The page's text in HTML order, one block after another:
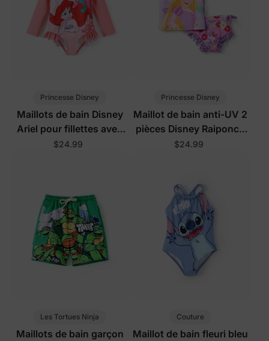
Princesse Disney
Maillots de bain Disney
Ariel pour fillettes avec
protection UPF, rose
$24.99
Princesse Disney
Maillot de bain anti-UV 2
pièces Disney Raiponce
pour fillettes, violet
$24.99
Les Tortues Ninja
Maillots de bain garçon
Couture
Maillot de bain fleuri bleu